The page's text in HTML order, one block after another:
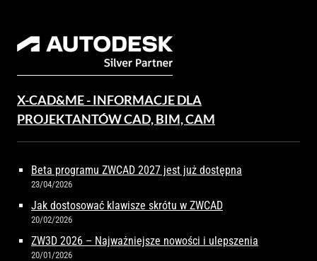
X-CAD&ME - INFORMACJE DLA
PROJEKTANTÓW CAD, BIM, CAM
Beta programu ZWCAD 2027 jest już dostępna
23/04/2026
Jak dostosować klawisze skrótu w ZWCAD
20/02/2026
ZW3D 2026 – Najważniejsze nowości i ulepszenia
20/01/2026